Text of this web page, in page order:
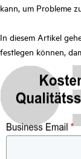
kann, um Probleme
In diesem Artikel
festlegen können,